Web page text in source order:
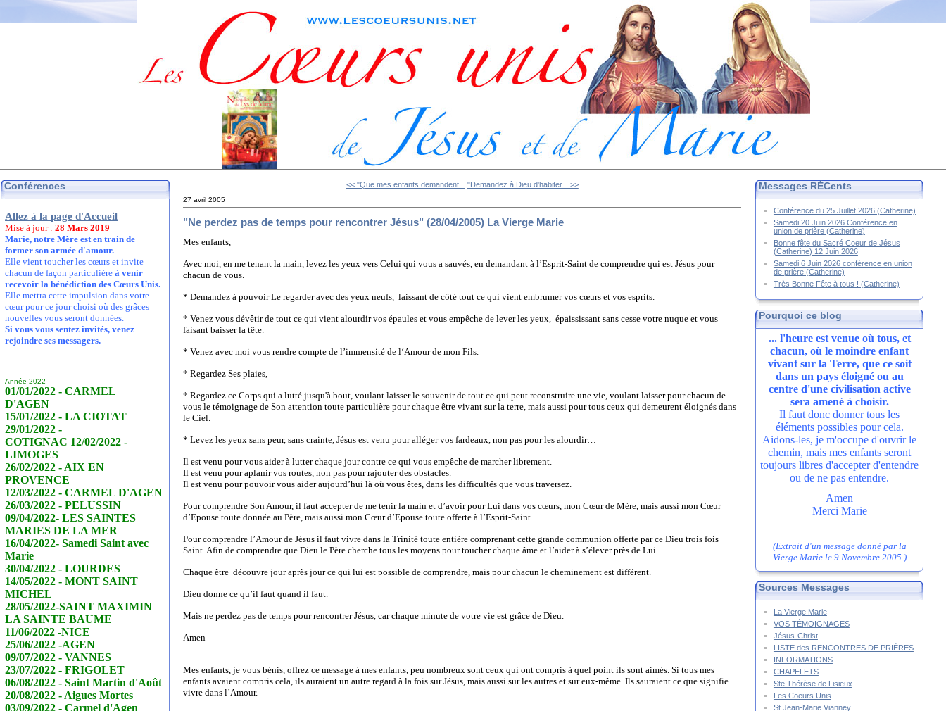
Conférences
Allez à la page d'Accueil
Mise à jour:28 Mars 2019
Marie, notre Mère est en train de
former son armée d'amour.
Elle vient toucher les cœurs et invite
chacun de façon particulièreà venir
recevoir la bénédiction des Cœurs Unis.
Elle mettra cette impulsion dans votre
cœur pour ce jour choisi où des grâces
nouvelles vous seront données.
Si vous vous sentez invités, venez
rejoindre ses messagers.
Année 2022
01/01/2022 - CARMEL
D'AGEN
15/01/2022 - LA CIOTAT
29/01/2022 -
COTIGNAC 12/02/2022 -
LIMOGES
26/02/2022 - AIX EN
PROVENCE
12/03/2022 - CARMEL D'AGEN
26/03/2022 - PELUSSIN
09/04/2022- LES SAINTES
MARIES DE LA MER
16/04/2022- Samedi Saint avec
Marie
30/04/2022 - LOURDES
14/05/2022 - MONT SAINT
MICHEL
28/05/2022-SAINT MAXIMIN
LA SAINTE BAUME
11/06/2022 -NICE
25/06/2022 -AGEN
09/07/2022 - VANNES
23/07/2022 - FRIGOLET
06/08/2022 - Saint Martin d'Août
20/08/2022 - Aigues Mortes
03/09/2022 - Carmel d'Agen
<< "Que mes enfants demandent... "Demandez à Dieu d'habiter... >>
27 avril 2005
"Ne perdez pas de temps pour rencontrer Jésus" (28/04/2005) La Vierge Marie
Mes enfants,
Avec moi, en me tenant la main, levez les yeux vers Celui qui vous a sauvés, en demandant à l’Esprit-Saint de comprendre qui est Jésus pour
chacun de vous.
* Demandez à pouvoir Le regarder avec des yeux neufs, laissant de côté tout ce qui vient embrumer vos cœurs et vos esprits.
* Venez vous dévêtir de tout ce qui vient alourdir vos épaules et vous empêche de lever les yeux, épaississant sans cesse votre nuque et vous
faisant baisser la tête.
* Venez avec moi vous rendre compte de l’immensité de l‘Amour de mon Fils.
* Regardez Ses plaies,
* Regardez ce Corps qui a lutté jusqu'à bout, voulant laisser le souvenir de tout ce qui peut reconstruire une vie, voulant laisser pour chacun de
vous le témoignage de Son attention toute particulière pour chaque être vivant sur la terre, mais aussi pour tous ceux qui demeurent éloignés dans
le Ciel.
* Levez les yeux sans peur, sans crainte, Jésus est venu pour alléger vos fardeaux, non pas pour les alourdir…
Il est venu pour vous aider à lutter chaque jour contre ce qui vous empêche de marcher librement.
Il est venu pour aplanir vos routes, non pas pour rajouter des obstacles.
Il est venu pour pouvoir vous aider aujourd’hui là où vous êtes, dans les difficultés que vous traversez.
Pour comprendre Son Amour, il faut accepter de me tenir la main et d’avoir pour Lui dans vos cœurs, mon Cœur de Mère, mais aussi mon Cœur
d’Epouse toute donnée au Père, mais aussi mon Cœur d’Epouse toute offerte à l’Esprit-Saint.
Pour comprendre l’Amour de Jésus il faut vivre dans la Trinité toute entière comprenant cette grande communion offerte par ce Dieu trois fois
Saint. Afin de comprendre que Dieu le Père cherche tous les moyens pour toucher chaque âme et l’aider à s’élever près de Lui.
Chaque être découvre jour après jour ce qui lui est possible de comprendre, mais pour chacun le cheminement est différent.
Dieu donne ce qu’il faut quand il faut.
Mais ne perdez pas de temps pour rencontrer Jésus, car chaque minute de votre vie est grâce de Dieu.
Amen
Mes enfants, je vous bénis, offrez ce message à mes enfants, peu nombreux sont ceux qui ont compris à quel point ils sont aimés. Si tous mes
enfants avaient compris cela, ils auraient un autre regard à la fois sur Jésus, mais aussi sur les autres et sur eux-même. Ils sauraient ce que signifie
vivre dans l’Amour.
Messages RÉCents
Conférence du 25 Juillet 2026 (Catherine)
Samedi 20 Juin 2026 Conférence en
union de prière (Catherine)
Bonne fête du Sacré Coeur de Jésus
(Catherine) 12 Juin 2026
Samedi 6 Juin 2026 conférence en union
de prière (Catherine)
Très Bonne Fête à tous ! (Catherine)
Pourquoi ce blog
... l'heure est venue où tous, et
chacun, où le moindre enfant
vivant sur la Terre, que ce soit
dans un pays éloigné ou au
centre d'une civilisation active
sera amené à choisir.
Il faut donc donner tous les
éléments possibles pour cela.
Aidons-les, je m'occupe d'ouvrir le
chemin, mais mes enfants seront
toujours libres d'accepter d'entendre
ou de ne pas entendre.
Amen
Merci Marie
(Extrait d'un message donné par la
Vierge Marie le 9 Novembre 2005.)
Sources Messages
La Vierge Marie
VOS TÉMOIGNAGES
Jésus-Christ
LISTE des RENCONTRES DE PRIÈRES
INFORMATIONS
CHAPELETS
Ste Thérèse de Lisieux
Les Coeurs Unis
St Jean-Marie Vianney